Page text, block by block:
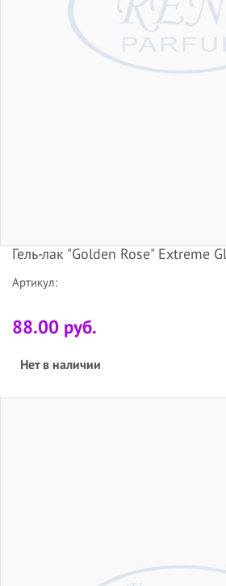
Гель-лак "Golden Rose" Extreme
Артикул:
88.00 руб.
Нет в наличии